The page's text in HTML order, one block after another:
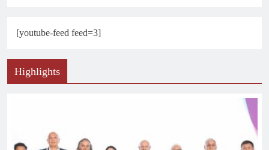
[youtube-feed feed=3]
Highlights